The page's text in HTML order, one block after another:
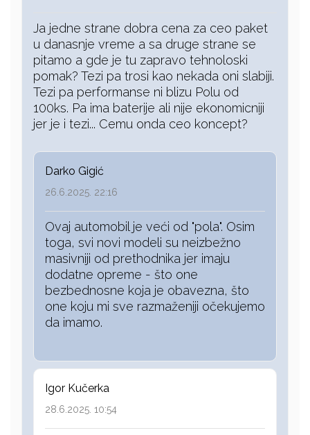
Ja jedne strane dobra cena za ceo paket
u danasnje vreme a sa druge strane se
pitamo a gde je tu zapravo tehnoloski
pomak? Tezi pa trosi kao nekada oni slabiji.
Tezi pa performanse ni blizu Polu od
100ks. Pa ima baterije ali nije ekonomicniji
jer je i tezi... Cemu onda ceo koncept?
Darko Gigić
26.6.2025. 22:16
Ovaj automobil je veći od "pola". Osim
toga, svi novi modeli su neizbežno
masivniji od prethodnika jer imaju
dodatne opreme - što one
bezbednosne koja je obavezna, što
one koju mi sve razmaženiji očekujemo
da imamo.
Igor Kučerka
28.6.2025. 10:54